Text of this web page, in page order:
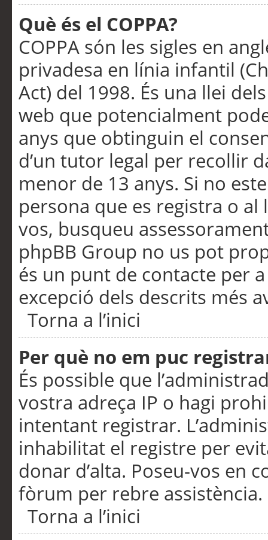
Què és el COPPA?
COPPA són les sigles en
privadesa en línia infantil
Act) del 1998. És una llei
web que potencialment
anys que obtinguin el
d’un tutor legal per recollir
menor de 13 anys. Si no
persona que es registra o
vos, busqueu
phpBB Group no us pot
és un punt de contacte per
excepció dels descrits més
Torna a l’inici
Per què no em puc
És possible que
vostra adreça IP o hagi
intentant registrar.
inhabilitat el registre per
donar d’alta. Poseu-vos en
fòrum per rebre assistència.
Torna a l’inici